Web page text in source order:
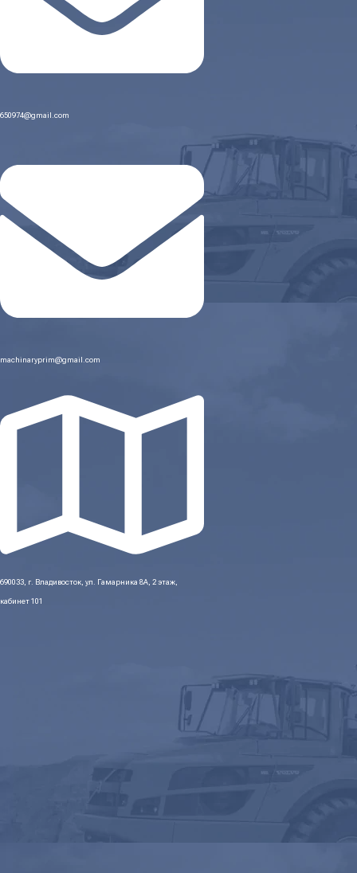
650974@gmail.com
machinaryprim@gmail.com
690033, г. Владивосток, ул. Гамарника 8А, 2 этаж,
кабинет 101